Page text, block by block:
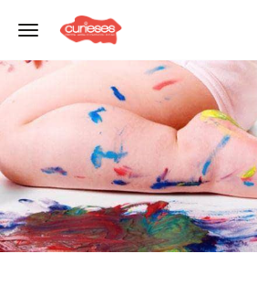
Toggle navigation